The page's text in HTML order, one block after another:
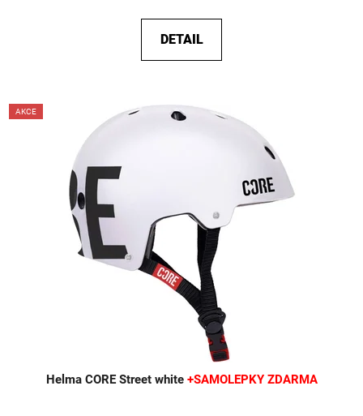
DETAIL
AKCE
Helma CORE Street white +SAMOLEPKY ZDARMA